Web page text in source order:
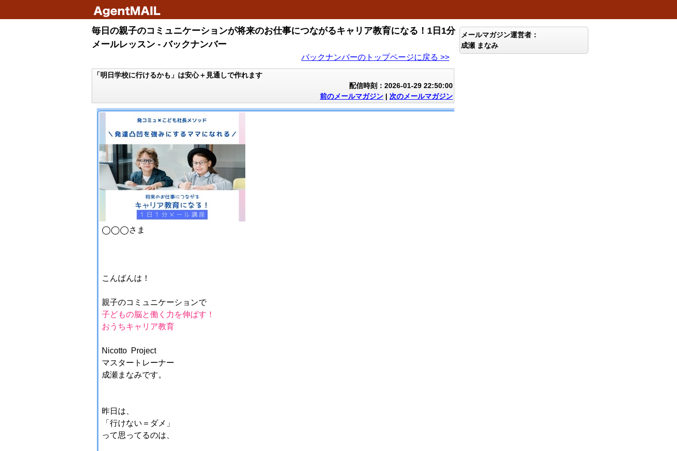
毎日の親子のコミュニケーションが将来のお仕事につながるキャリア教育になる！1日1分
メールレッスン - バックナンバー
バックナンバーのトップページに戻る >>
「明日学校に行けるかも」は安心＋見通しで作れます
配信時刻：2026-01-29 22:50:00
前のメールマガジン | 次のメールマガジン
◯◯◯さま
こんばんは！
親子のコミュニケーションで
子どもの脳と働く力を伸ばす！
おうちキャリア教育
Nicotto Project
マスタートレーナー
成瀬まなみです。
昨日は、
「行けない＝ダメ」
って思ってるのは、
メールマガジン運営者：
成瀬 まなみ